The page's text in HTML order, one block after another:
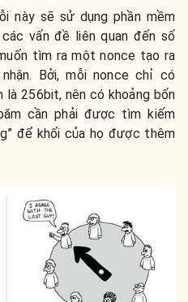
này sẽ sử dụng phần mềm
vấn đề liên quan đến số
tìm ra một nonce tạo ra
Bởi, mỗi nonce chỉ có
là 256bit, nên có khoảng bốn
cần phải được tìm kiếm
để khối của họ được thêm